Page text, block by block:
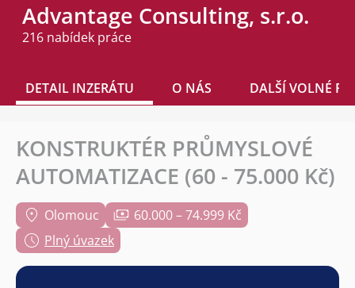
Advantage Consulting, s.r.o.
216 nabídek práce
DETAIL INZERÁTU O NÁS DALŠÍ VOLNÉ
KONSTRUKTÉR PRŮMYSLOVÉ
AUTOMATIZACE (60 - 75.000 Kč)
Olomouc
60.000 – 74.999 Kč
Plný úvazek